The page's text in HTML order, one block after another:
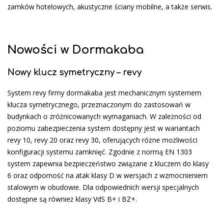
zamków hotelowych, akustyczne ściany mobilne, a także serwis.
Nowości w Dormakaba
Nowy klucz symetryczny – revy
System revy firmy dormakaba jest mechanicznym systemem
klucza symetrycznego, przeznaczonym do zastosowań w
budynkach o zróżnicowanych wymaganiach. W zależności od
poziomu zabezpieczenia system dostępny jest w wariantach
revy 10, revy 20 oraz revy 30, oferujących różne możliwości
konfiguracji systemu zamknięć. Zgodnie z normą EN 1303
system zapewnia bezpieczeństwo związane z kluczem do klasy
6 oraz odporność na atak klasy D w wersjach z wzmocnieniem
stalowym w obudowie. Dla odpowiednich wersji specjalnych
dostępne są również klasy VdS B+ i BZ+.